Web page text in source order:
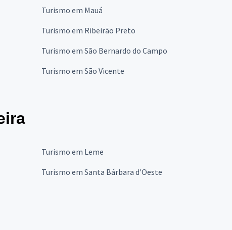
Turismo em Mauá
Turismo em Ribeirão Preto
Turismo em São Bernardo do Campo
Turismo em São Vicente
Turismo em Leme
Turismo em Santa Bárbara d'Oeste